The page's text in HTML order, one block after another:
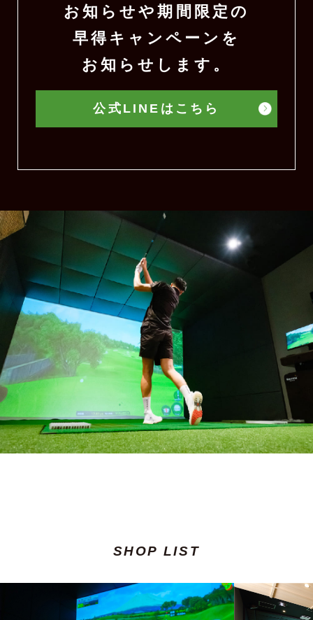
お知らせや期間限定の
早得キャンペーンを
お知らせします。
公式LINEはこちら
SHOP LIST